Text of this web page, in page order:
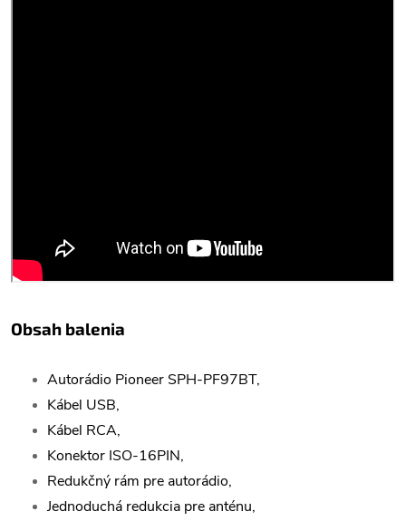
Obsah balenia
Autorádio Pioneer SPH-PF97BT,
Kábel USB,
Kábel RCA,
Konektor ISO-16PIN,
Redukčný rám pre autorádio,
Jednoduchá redukcia pre anténu,